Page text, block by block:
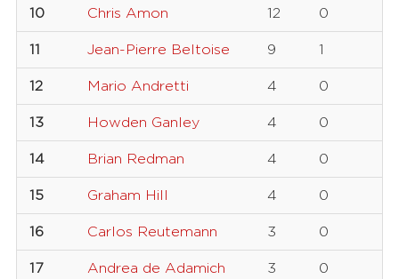
10 Chris Amon 12 0
11 Jean-Pierre Beltoise 9 1
12 Mario Andretti 4 0
13 Howden Ganley 4 0
14 Brian Redman 4 0
15 Graham Hill 4 0
16 Carlos Reutemann 3 0
17 Andrea de Adamich 3 0